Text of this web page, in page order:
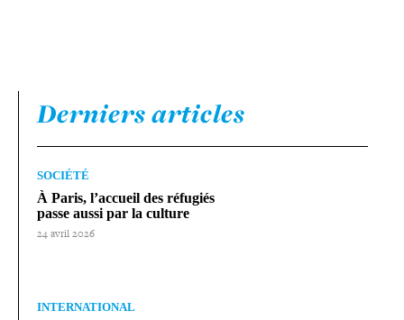
Derniers articles
SOCIÉTÉ
À Paris, l’accueil des réfugiés
passe aussi par la culture
24 avril 2026
INTERNATIONAL